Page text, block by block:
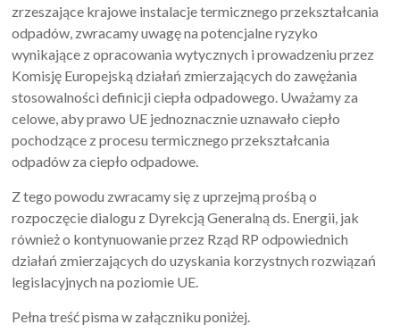
zrzeszające krajowe instalacje termicznego przekształcania
odpadów, zwracamy uwagę na potencjalne ryzyko
wynikające z opracowania wytycznych i prowadzeniu przez
Komisję Europejską działań zmierzających do zawężania
stosowalności definicji ciepła odpadowego. Uważamy za
celowe, aby prawo UE jednoznacznie uznawało ciepło
pochodzące z procesu termicznego przekształcania
odpadów za ciepło odpadowe.
Z tego powodu zwracamy się z uprzejmą prośbą o
rozpoczęcie dialogu z Dyrekcją Generalną ds. Energii, jak
również o kontynuowanie przez Rząd RP odpowiednich
działań zmierzających do uzyskania korzystnych rozwiązań
legislacyjnych na poziomie UE.
Pełna treść pisma w załączniku poniżej.